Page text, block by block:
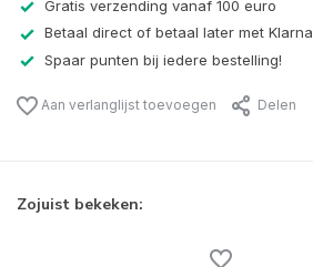
Gratis verzending vanaf 100 euro
Betaal direct of betaal later met Klarna
Spaar punten bij iedere bestelling!
Aan verlanglijst toevoegen Delen
Zojuist bekeken: